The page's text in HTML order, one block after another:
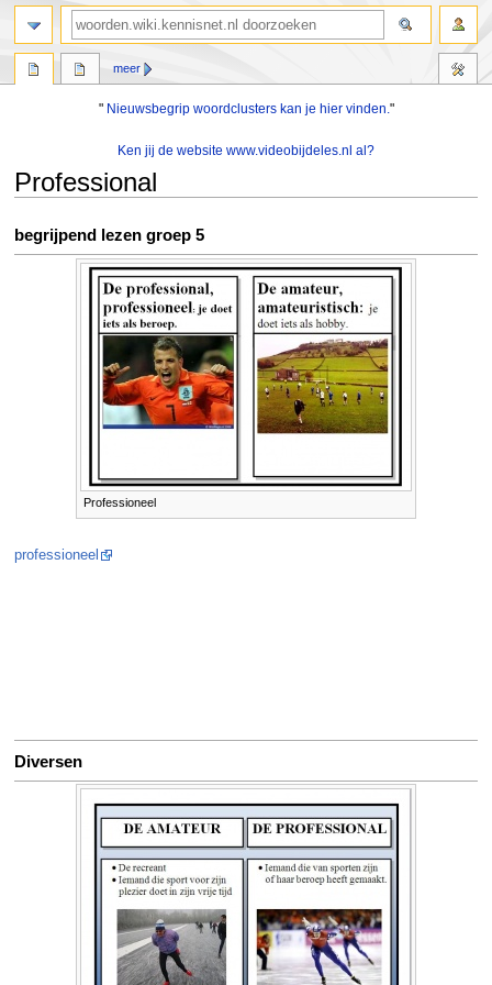
" Nieuwsbegrip woordclusters kan je hier vinden."
Ken jij de website www.videobijdeles.nl al?
Professional
Naar
navigatie
Naar
zoeken
begrijpend lezen groep 5
Professioneel
professioneel
Diversen
meer
zoeken